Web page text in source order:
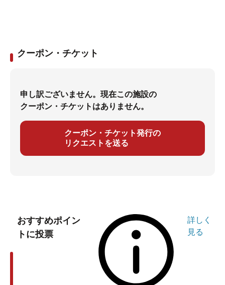
クーポン・チケット
申し訳ございません。現在この施設の
クーポン・チケットはありません。
クーポン・チケット発行の
リクエストを送る
おすすめポイン
トに投票
詳しく
見る